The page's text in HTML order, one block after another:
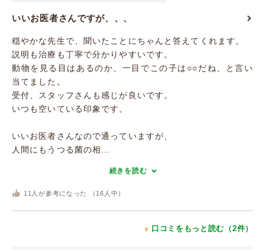
いいお医者さんですが、、、
穏やかな先生で、聞いたことにちゃんと答えてくれます。
説明も治療も丁寧で分かりやすいです。
動物を見る目はあるのか、一目でこの子は○○だね、と言い
当てました。
受付、スタッフさんも感じが良いです。
いつも空いている印象です。
いいお医者さんなので通っていますが、
人間にもうつる菌の相...
続きを読む
11 人が参考になった （ 16 人中）
口コミをもっと読む（2件）